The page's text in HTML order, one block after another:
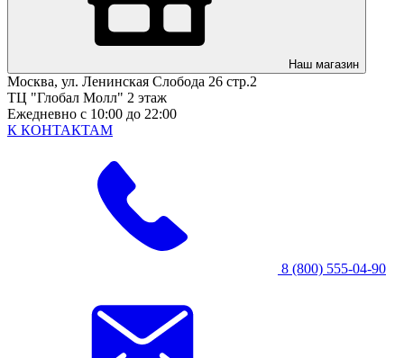
Наш магазин
Москва, ул. Ленинская Слобода 26 стр.2
ТЦ "Глобал Молл" 2 этаж
Ежедневно с 10:00 до 22:00
К КОНТАКТАМ
8 (800) 555-04-90